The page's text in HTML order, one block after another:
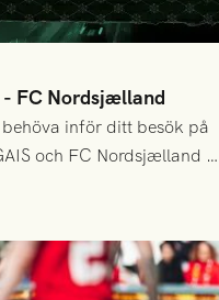
- FC Nordsjælland
inför ditt besök på
och FC Nordsjælland i
kl 19.00 på torsdag